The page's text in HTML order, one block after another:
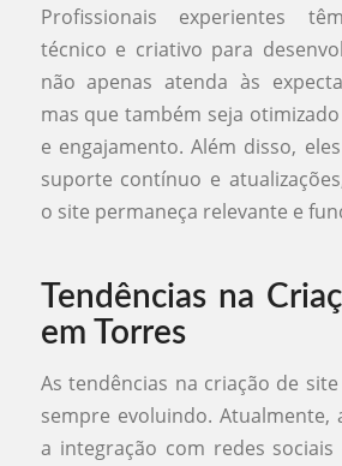
Profissionais experientes
técnico e criativo para
não apenas atenda às
mas que também seja
e engajamento. Além disso,
suporte contínuo e
o site permaneça relevante e
Tendências na
em Torres
As tendências na criação de
sempre evoluindo. Atualmente,
a integração com redes